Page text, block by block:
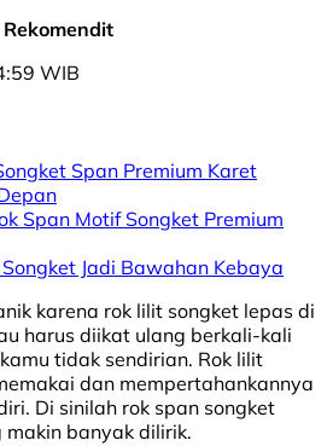
Rekomendit
WIB
Span Premium Karet
Span Motif Songket Premium
Jadi Bawahan Kebaya
karena rok lilit songket lepas di
harus diikat ulang berkali-kali
tidak sendirian. Rok lilit
dan mempertahankannya
Di sinilah rok span songket
banyak dilirik.